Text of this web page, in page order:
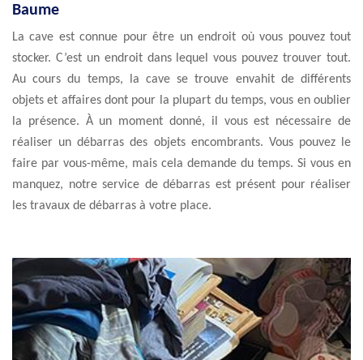
Baume
La cave est connue pour être un endroit où vous pouvez tout
stocker. C’est un endroit dans lequel vous pouvez trouver tout.
Au cours du temps, la cave se trouve envahit de différents
objets et affaires dont pour la plupart du temps, vous en oublier
la présence. À un moment donné, il vous est nécessaire de
réaliser un débarras des objets encombrants. Vous pouvez le
faire par vous-même, mais cela demande du temps. Si vous en
manquez, notre service de débarras est présent pour réaliser
les travaux de débarras à votre place.